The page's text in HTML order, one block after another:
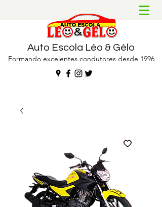
Auto Escola Léo & Gélo
Formando excelentes condutores desde 1996